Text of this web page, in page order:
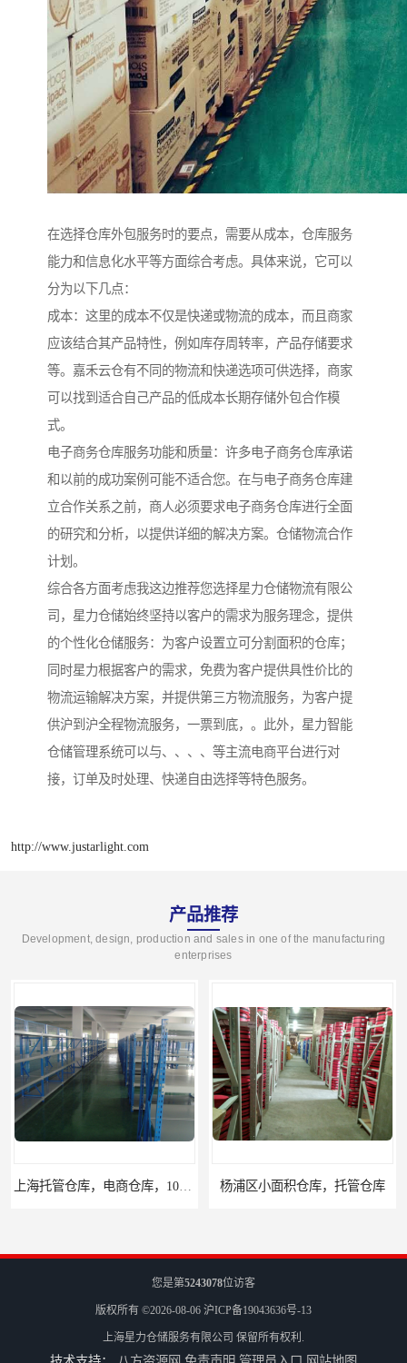
在选择仓库外包服务时的要点，需要从成本，仓库服务
能力和信息化水平等方面综合考虑。具体来说，它可以
分为以下几点：
成本：这里的成本不仅是快递或物流的成本，而且商家
应该结合其产品特性，例如库存周转率，产品存储要求
等。嘉禾云仓有不同的物流和快递选项可供选择，商家
可以找到适合自己产品的低成本长期存储外包合作模
式。
电子商务仓库服务功能和质量：许多电子商务仓库承诺
和以前的成功案例可能不适合您。在与电子商务仓库建
立合作关系之前，商人必须要求电子商务仓库进行全面
的研究和分析，以提供详细的解决方案。仓储物流合作
计划。
综合各方面考虑我这边推荐您选择星力仓储物流有限公
司，星力仓储始终坚持以客户的需求为服务理念，提供
的个性化仓储服务：为客户设置立可分割面积的仓库；
同时星力根据客户的需求，免费为客户提供具性价比的
物流运输解决方案，并提供第三方物流服务，为客户提
供沪到沪全程物流服务，一票到底，。此外，星力智能
仓储管理系统可以与、、、、等主流电商平台进行对
接，订单及时处理、快递自由选择等特色服务。
http://www.justarlight.com
产品推荐
Development, design, production and sales in one of the manufacturing
enterprises
上海托管仓库，电商仓库，10平起租 杨浦区小面积仓库，托管仓库
您是第5243078位访客
版权所有 ©2026-08-06 沪ICP备19043636号-13
上海星力仓储服务有限公司 保留所有权利.